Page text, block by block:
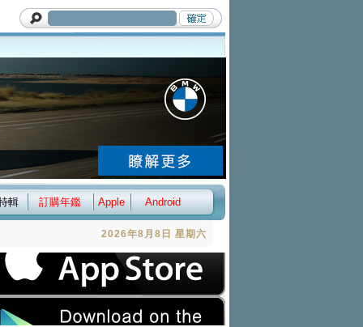
輯 訂購年鑑 Apple Android
2026年8月8日 星期六